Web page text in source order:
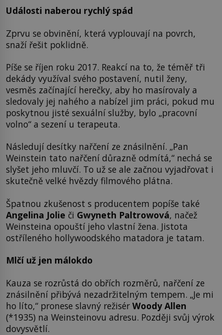
Události naberou rychlý spád
Zprvu se obvinění, která vyplouvají na povrch,
snaží řešit poklidně.
Píše se říjen roku 2017. Reakcí na to, že téměř tři
dekády využíval svého postavení, nutil ženy,
vesměs začínající herečky, aby ho masírovaly a
sledovaly jej nahého a nabízel jim práci, pokud mu
poskytnou jisté sexuální služby, bylo „pracovní
volno“ a sezení u terapeuta.
Následují desítky nařčení ze znásilnění. „Pan
Weinstein tato nařčení důrazně odmítá,“ nechá se
slyšet jeho mluvčí. To už se ale začnou vyjadřovat i
skutečně velké hvězdy filmového plátna.
Špatnou zkušenost s producentem popíše také
Angelina Jolie či Gwyneth Paltrowová, načež
Weinsteina opouští jeho vlastní žena. Jistota
ostříleného hollywoodského matadora je tatam.
Mlčí už jen málokdo
Kauza se rozrůstá do obřích rozměrů, nařčení ze
znásilnění přibývá nezadržitelným tempem. „Je mi
ho líto,“ pronese slavný režisér Woody Allen
(*1935) na Weinsteinovu adresu. Později svůj výrok
dovysvětlí.